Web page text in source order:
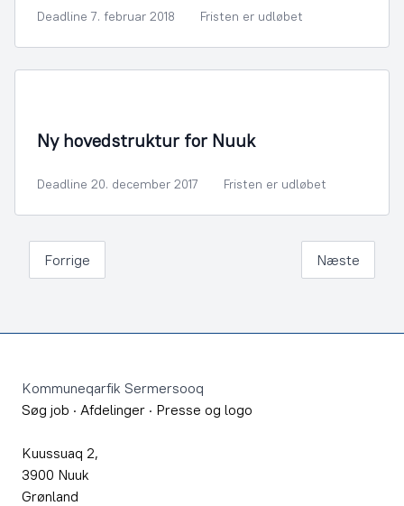
Deadline 7. februar 2018 Fristen er udløbet
Ny hovedstruktur for Nuuk
Deadline 20. december 2017 Fristen er udløbet
Forrige Næste
Kommuneqarfik Sermersooq
Søg job · Afdelinger · Presse og logo
Kuussuaq 2,
3900 Nuuk
Grønland